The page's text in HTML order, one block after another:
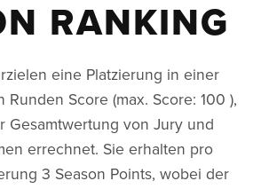
RANKING
eine Platzierung in einer
Score (max. Score: 100 ),
Gesamtwertung von Jury und
errechnet. Sie erhalten pro
3 Season Points, wobei der